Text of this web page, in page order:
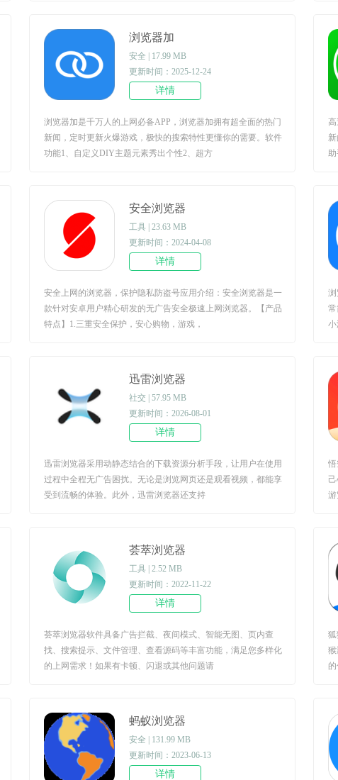
浏览器加
安全 | 17.99 MB
更新时间：2025-12-24
详情
浏览器加是千万人的上网必备APP，浏览器加拥有超全面的热门
新闻，定时更新火爆游戏，极快的搜索特性更懂你的需要。软件
功能1、自定义DIY主题元素秀出个性2、超方
安全浏览器
工具 | 23.63 MB
更新时间：2024-04-08
详情
安全上网的浏览器，保护隐私防盗号应用介绍：安全浏览器是一
款针对安卓用户精心研发的无广告安全极速上网浏览器。【产品
特点】1.三重安全保护，安心购物，游戏，
浏
小
迅雷浏览器
社交 | 57.95 MB
更新时间：2026-08-01
详情
迅雷浏览器采用动静态结合的下载资源分析手段，让用户在使用
过程中全程无广告困扰。无论是浏览网页还是观看视频，都能享
受到流畅的体验。此外，迅雷浏览器还支持
悟
荟萃浏览器
工具 | 2.52 MB
更新时间：2022-11-22
详情
荟萃浏览器软件具备广告拦截、夜间模式、智能无图、页内查
找、搜索提示、文件管理、查看源码等丰富功能，满足您多样化
的上网需求！如果有卡顿、闪退或其他问题请
狐
蚂蚁浏览器
安全 | 131.99 MB
更新时间：2023-06-13
详情